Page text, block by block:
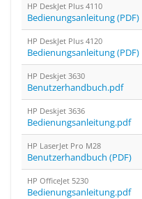
HP DeskJet Plus 4110
Bedienungsanleitung (PDF)
HP DeskJet Plus 4120
Bedienungsanleitung (PDF)
HP Deskjet 3630
Benutzerhandbuch.pdf
HP Deskjet 3636
Bedienungsanleitung.pdf
HP LaserJet Pro M28
Benutzerhandbuch (PDF)
HP OfficeJet 5230
Bedienungsanleitung.pdf